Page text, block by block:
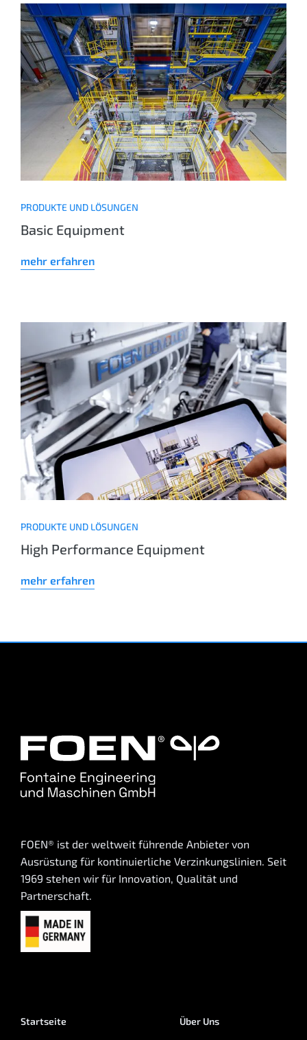
PRODUKTE UND LÖSUNGEN
Basic Equipment
mehr erfahren
PRODUKTE UND LÖSUNGEN
High Performance Equipment
mehr erfahren
FOEN® ist der weltweit führende Anbieter von
Ausrüstung für kontinuierliche Verzinkungslinien. Seit
1969 stehen wir für Innovation, Qualität und
Partnerschaft.
Startseite Über Uns